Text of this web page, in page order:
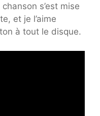
s’est mise
et je l’aime
à tout le disque.